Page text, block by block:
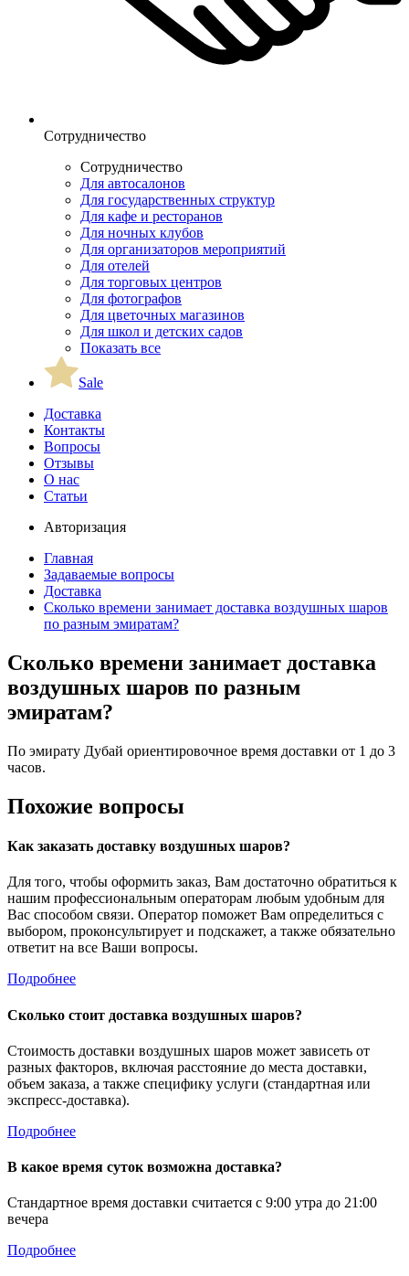
Сотрудничество
Сотрудничество
Для автосалонов
Для государственных структур
Для кафе и ресторанов
Для ночных клубов
Для организаторов мероприятий
Для отелей
Для торговых центров
Для фотографов
Для цветочных магазинов
Для школ и детских садов
Показать все
Sale
Доставка
Контакты
Вопросы
Отзывы
О нас
Статьи
Авторизация
Главная
Задаваемые вопросы
Доставка
Сколько времени занимает доставка воздушных шаров
по разным эмиратам?
Сколько времени занимает доставка
воздушных шаров по разным
эмиратам?
По эмирату Дубай ориентировочное время доставки от 1 до 3
часов.
Похожие вопросы
Как заказать доставку воздушных шаров?
Для того, чтобы оформить заказ, Вам достаточно обратиться к
нашим профессиональным операторам любым удобным для
Вас способом связи. Оператор поможет Вам определиться с
выбором, проконсультирует и подскажет, а также обязательно
ответит на все Ваши вопросы.
Подробнее
Сколько стоит доставка воздушных шаров?
Стоимость доставки воздушных шаров может зависеть от
разных факторов, включая расстояние до места доставки,
объем заказа, а также специфику услуги (стандартная или
экспресс-доставка).
Подробнее
В какое время суток возможна доставка?
Стандартное время доставки считается с 9:00 утра до 21:00
вечера
Подробнее